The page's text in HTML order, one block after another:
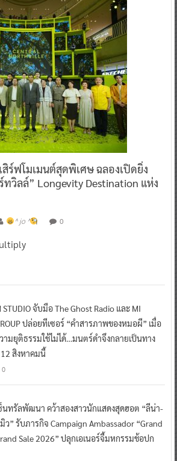
ร์ฟโมเมนต์สุดพิเศษ ฉลองเปิดยิ่ง
วิลล์” Longevity Destination แห่ง
^ jo ^ 0
STUDIO จับมือ The Ghost Radio และ MI
ปล่อยทีเซอร์ “คำสารภาพของหมอผี” เมื่อ
ามยุติธรรมใช้ไม่ได้…มนตร์ดำจึงกลายเป็นทาง
สิงหาคมนี้
0
นทรัลพัฒนา คว้าสองสาวนักแสดงสุดฮอต “ลีน่า-
ว” รับภารกิจ Campaign Ambassador “Grand
Sale 2026” ปลุกเอเนอร์จี้มหกรรมช้อปก